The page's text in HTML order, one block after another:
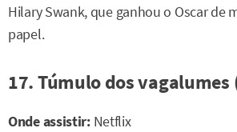
Hilary Swank, que ganhou o Oscar de
papel.
17. Túmulo dos vagalumes
Onde assistir:Netflix